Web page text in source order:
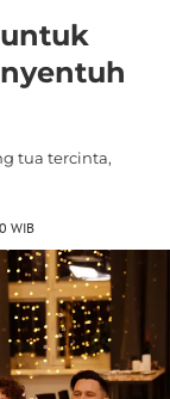
tua tercinta,
WIB